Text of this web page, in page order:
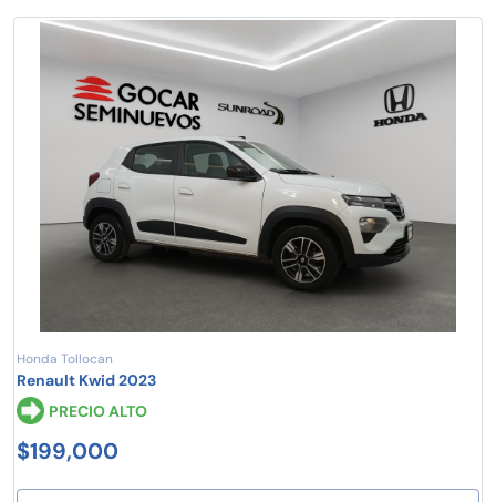
Honda Tollocan
Renault Kwid 2023
PRECIO ALTO
$199,000